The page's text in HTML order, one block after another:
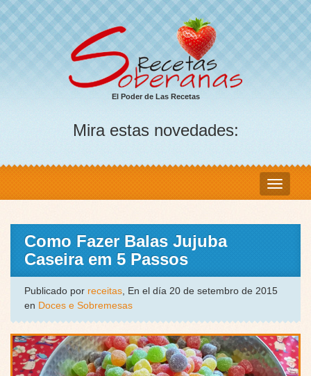
El Poder de Las Recetas
Mira estas novedades:
Como Fazer Balas Jujuba
Caseira em 5 Passos
Publicado por receitas, En el día 20 de setembro de 2015
en Doces e Sobremesas